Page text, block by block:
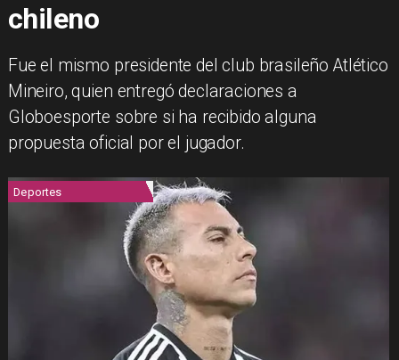
chileno
Fue el mismo presidente del club brasileño Atlético
Mineiro, quien entregó declaraciones a
Globoesporte sobre si ha recibido alguna
propuesta oficial por el jugador.
Deportes